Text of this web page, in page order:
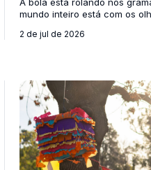
mundo inteiro está com os
vizinhos — Estados Unidos,
mundo, mapas, bandeiras e
sabe por que esta Copa é tão
2 de jul de 2026